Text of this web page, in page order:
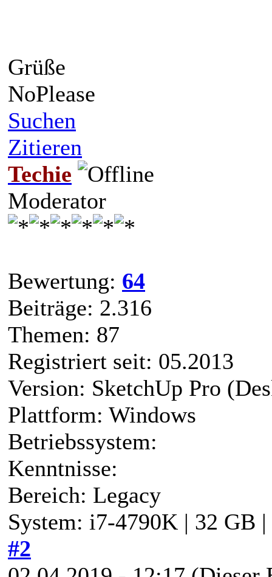
Grüße
NoPlease
Suchen
Zitieren
Techie
Moderator
Bewertung: 64
Beiträge: 2.316
Themen: 87
Registriert seit: 05.2013
Version: SketchUp Pro
Plattform: Windows
Betriebssystem:
Kenntnisse:
Bereich: Legacy
System: i7-4790K | 32 GB
#2